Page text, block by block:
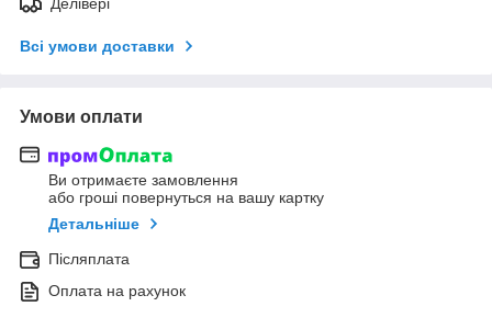
Всі умови доставки
Умови оплати
Ви отримаєте замовлення
або гроші повернуться на вашу картку
Детальніше
Післяплата
Оплата на рахунок